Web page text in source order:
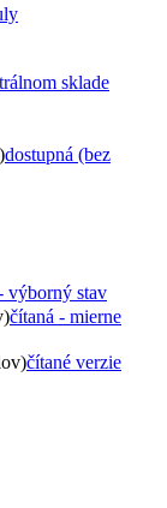
sklade
dostupná (bez
výborný stav
čítaná - mierne
čítané verzie